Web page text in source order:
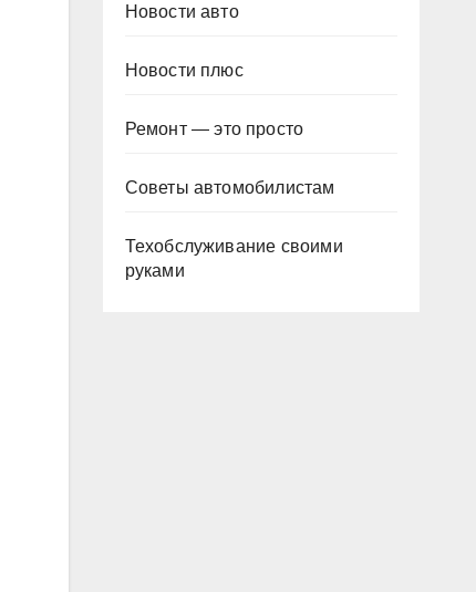
Новости авто
Новости плюс
Ремонт — это просто
Советы автомобилистам
Техобслуживание своими
руками